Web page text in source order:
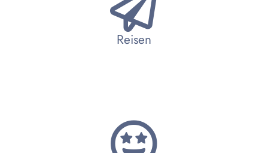
Reisen